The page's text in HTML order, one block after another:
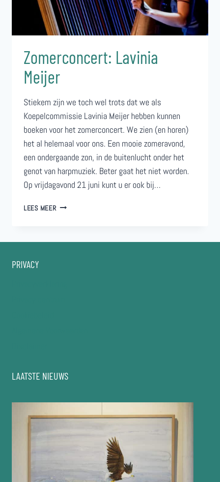
Zomerconcert: Lavinia
Meijer
Stiekem zijn we toch wel trots dat we als
Koepelcommissie Lavinia Meijer hebben kunnen
boeken voor het zomerconcert. We zien (en horen)
het al helemaal voor ons. Een mooie zomeravond,
een ondergaande zon, in de buitenlucht onder het
genot van harpmuziek. Beter gaat het niet worden.
Op vrijdagavond 21 juni kunt u er ook bij…
LEES MEERZOMERCONCERT:
PRIVACY
LAATSTE NIEUWS